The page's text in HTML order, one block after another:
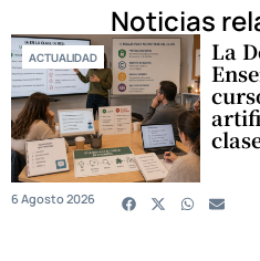
Noticias
ACTUALIDAD La
6 Agosto 2026